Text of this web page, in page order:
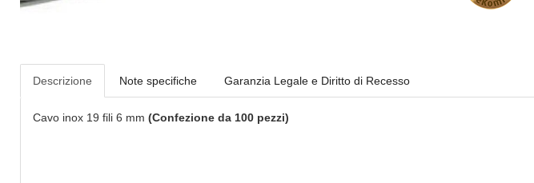
Descrizione Note specifiche Garanzia Legale e Diritto di Recesso
Cavo inox 19 fili 6 mm (Confezione da 100 pezzi)